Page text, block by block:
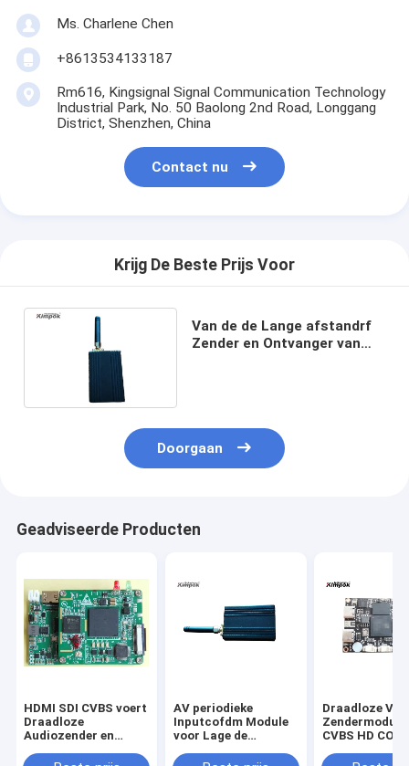
Ms. Charlene Chen
+8613534133187
Rm616, Kingsignal Signal Communication Technology
Industrial Park, No. 50 Baolong 2nd Road, Longgang
District, Shenzhen, China
Contact nu
Krijg De Beste Prijs Voor
Van de de Lange afstandrf
Zender en Ontvanger van
Doorgaan
Geadviseerde Producten
HDMI SDI CVBS voert
Draadloze
Audiozender en
300Mhz-860MHz in
AV periodieke
Inputcofdm Module
voor Lage de
van de Camera
Draadloze
Zendermodule
CVBS HD